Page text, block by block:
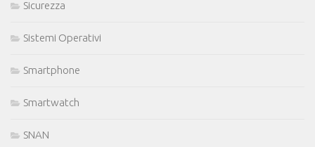
Sicurezza
Sistemi Operativi
Smartphone
Smartwatch
SNAN